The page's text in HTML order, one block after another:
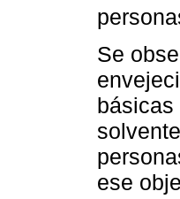
Se
básicas
ese